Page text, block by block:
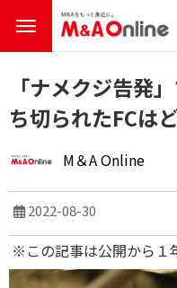
「ナメクジ告発
ち切られたFCは
M＆A Online
2022-08-30
※この記事は公開から１